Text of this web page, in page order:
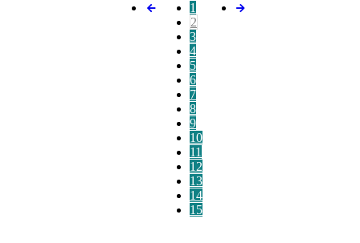
1
2
3
4
5
6
7
8
9
10
11
12
13
14
15